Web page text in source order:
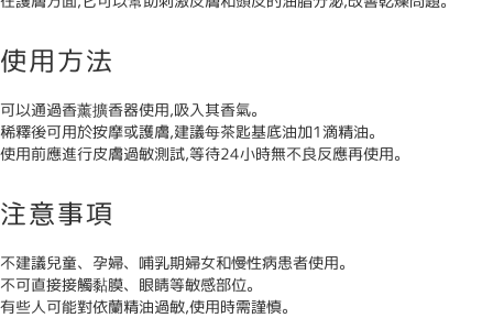
使用方法
可以通過香薰擴香器使用,吸入其香氣。
稀釋後可用於按摩或護膚,建議每茶匙基底油加1滴精油。
使用前應進行皮膚過敏測試,等待24小時無不良反應再使用。
注意事項
不建議兒童、孕婦、哺乳期婦女和慢性病患者使用。
不可直接接觸黏膜、眼睛等敏感部位。
有些人可能對依蘭精油過敏,使用時需謹慎。